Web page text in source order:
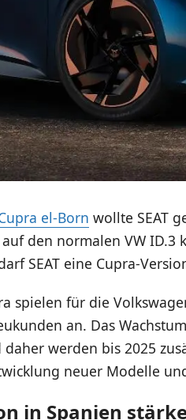
el-Born wollte SEAT
den normalen VW ID.3
SEAT eine Cupra-
spielen für die
an. Das
daher werden bis 2025
neuer Modelle
in Spanien